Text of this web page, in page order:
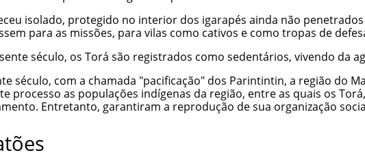
isolado, protegido no interior dos igarapés ainda não
para as missões, para vilas como cativos e como tropas de
século, os Torá são registrados como sedentários, vivendo da
século, com a chamada "pacificação" dos Parintintin, a região do
processo as populações indígenas da região, entre as quais os
Entretanto, garantiram a reprodução de sua organização